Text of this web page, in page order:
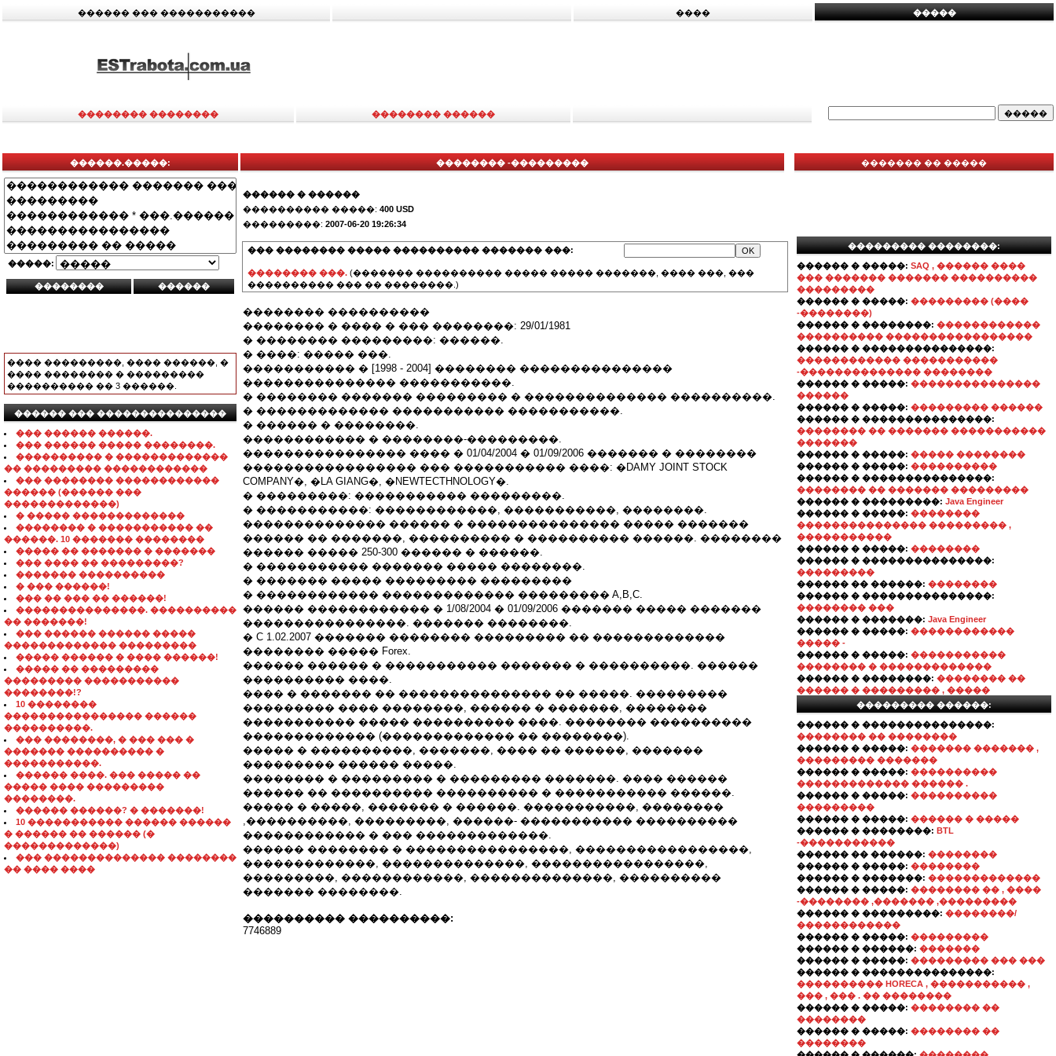
������ ��� ����������� ���� �����
�������� �������� �������� ������
������.�����:
�����:
���� ���������, ���� ������, �
���� �������� � ���������
���������� �� 3 ������.
������ ��� ���������������
��� ������ ������.
��� ������ ����� ��������.
���������� � �������������
�� ��������� ������������
��� �������� ������������
������ (������ ���
�������������)
� ����� �������������
�������� � ����������� ��
������. 10 ������� ��������
����� �� ������� � �������
��� ���� �� ���������?
������� ����������
� ��� ������!
��� �� ��� �� ������!
���������������. ����������
�� �������!
��� ������ ������ �����
������������� ���������
����� ������ � ���� ������!
����� �� ���������
��������� �����������
��������!?
10 ��������
���������������� ������
����������.
��� ��������, � ��� ��� �
������� ���������� �
�����������.
������ ����. ��� ����� ��
����� ���� ���������
��������.
������ ������? � �������!
10 ����������� ������ ������
� ������ �� ������ (�
�������������)
��� �������������� ��������
�� ���� ����
�������� -���������
������ � ������
���������� �����: 400 USD
���������: 2007-06-20 19:26:34
��� �������� ����� ���������� ������� ���:
�������� ���. (������� ���������� ����� ����� �������, ���� ���, ���
���������� ��� �� ��������.)
�������� ����������
�������� � ���� � ��� ��������: 29/01/1981
� �������� ���������: ������.
� ����: ����� ���.
����������� � [1998 - 2004] �������� ���������������
��������������� �����������.
� �������� ������� ��������� � �������������� ����������.
� ������������� ����������� �����������.
� ������ � ��������.
������������ � ��������-���������.
���������������� ���� � 01/04/2004 � 01/09/2006 ������� � ��������
����������������� ��� ����������� ����: �DAMY JOINT STOCK
COMPANY�, �LA GIANG�, �NEWTECTHNOLOGY�.
� ���������: ����������� ���������.
� �����������: ������������, �����������, ��������.
�������������� ������ � ��������������� ����� �������
������ �� �������, ���������� � ���������� ������. ��������
������ ����� 250-300 ������ � ������.
� ����������� ������� ����� ��������.
� ������� ����� ��������� ���������
� ������������ ������������� ��������� A,B,C.
������ ������������ � 1/08/2004 � 01/09/2006 ������� ����� �������
����������������. ������� ��������.
� C 1.02.2007 ������� �������� ��������� �� �������������
�������� ����� Forex.
������ ������ � ����������� ������� � ����������. ������
���������� ����.
���� � ������� �� ��������������� �� �����. ���������
��������� ���� ��������, ������ � �������, ��������
����������� ����� ���������� ����. �������� ����������
������������� (������������� �� ��������).
����� � ����������, �������, ���� �� ������, �������
��������� ������ �����.
�������� � ��������� � ��������� �������. ���� ������
������ �� ���������� ���������� � ����������� ������.
����� � �����, ������� � ������. �����������, ��������
,����������, ���������, ������- ����������� ����������
������������ � ��� �������������.
������ �������� � ����������������, �����������������,
�������������, ��������������, �����������������,
���������, ������������, ��������������, ����������
������� ��������.
���������� ����������:
7746889
������� �� �����
��������� ��������:
������ � �����: SAQ , ������ ����
��� ������� ������� ����������
���������
������ � �����: ��������� (����
-��������)
������ � ��������: ������������
���������� �����������������
������ � ���������������:
������������ �����������
-�������������� ��������
������ � �����: ���������������
������
������ � �����: ��������� ������
������ � ���������������:
�������� �� ������� �����������
�������
������ � �����: ����� ��������
������ � �����: ����������
������ � ���������������:
�������� �� ������� ���������
������ � ���������: Java Engineer
������ � �����: ��������
��������������� ��������� ,
�����������
������ � �����: ��������
������ � ���������������:
���������
������ �� ������: ��������
������ � ���������������:
�������� ���
������ � �������: Java Engineer
������ � �����: ������������
����� -
������ � �����: �����������
�������� � �������������
������ � ��������: �������� ��
������ � ��������� , �����
��������� ������:
������ � ���������������:
�������� �� ��������
������ � �����: ������� ������� ,
��������� �������
������ � �����: ����������
������������� ������ .
������ � �����: ����������
���������
������ � �����: ������ � �����
������ � ��������: BTL
-�����������
������ �� ������: ��������
������ � �����: ��������
������ � �������: �������������
������ � �����: �������� �� , ����
-�������� ,������� ,���������
������ � ���������: ��������/
������������
������ � �����: ���������
������ � ������: �������
������ � �����: ��������� ��� ���
������ � ���������������:
���������� HORECA , ����������� ,
��� , ��� . �� ��������
������ � �����: �������� ��
��������
������ � �����: �������� ��
��������